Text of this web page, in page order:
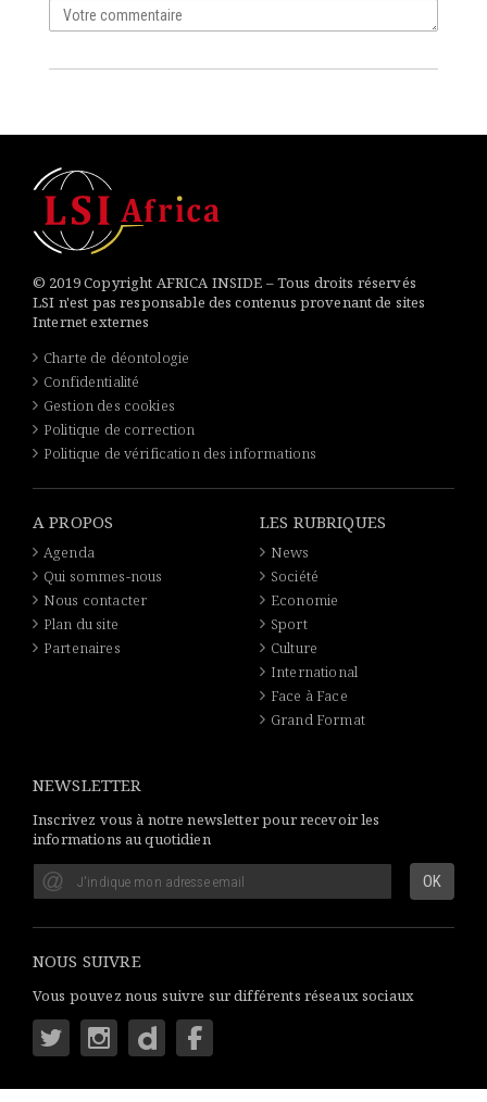
© 2019 Copyright AFRICA INSIDE – Tous droits réservés
LSI n'est pas responsable des contenus provenant de sites
Internet externes
Charte de déontologie
Confidentialité
Gestion des cookies
Politique de correction
Politique de vérification des informations
A PROPOS
Agenda
Qui sommes-nous
Nous contacter
Plan du site
Partenaires
LES RUBRIQUES
News
Société
Economie
Sport
Culture
International
Face à Face
Grand Format
NEWSLETTER
Inscrivez vous à notre newsletter pour recevoir les
informations au quotidien
NOUS SUIVRE
Vous pouvez nous suivre sur différents réseaux sociaux